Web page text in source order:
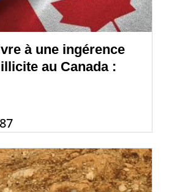
à une ingérence
au Canada :